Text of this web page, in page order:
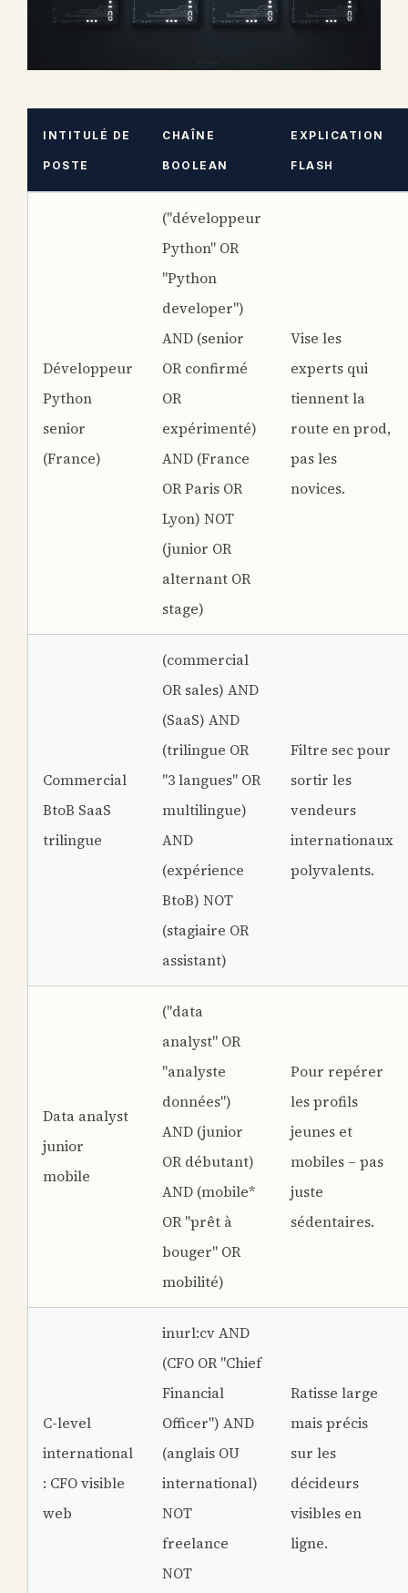
INTITULÉ DE
POSTE
CHAÎNE
BOOLEAN
EXPLICATION
FLASH
Développeur
Python
senior
(France)
("développeur
Python" OR
"Python
developer")
AND (senior
OR confirmé
OR
expérimenté)
AND (France
OR Paris OR
Lyon) NOT
(junior OR
alternant OR
stage)
Vise les
experts qui
tiennent la
route en prod,
pas les
novices.
Commercial
BtoB SaaS
trilingue
(commercial
OR sales) AND
(SaaS) AND
(trilingue OR
"3 langues" OR
multilingue)
AND
(expérience
BtoB) NOT
(stagiaire OR
assistant)
Filtre sec pour
sortir les
vendeurs
internationaux
polyvalents.
Data analyst
junior
mobile
("data
analyst" OR
"analyste
données")
AND (junior
OR débutant)
AND (mobile*
OR "prêt à
bouger" OR
mobilité)
Pour repérer
les profils
jeunes et
mobiles – pas
juste
sédentaires.
C-level
international
: CFO visible
web
inurl:cv AND
(CFO OR "Chief
Financial
Officer") AND
(anglais OU
international)
NOT
freelance
NOT
Ratisse large
mais précis
sur les
décideurs
visibles en
ligne.